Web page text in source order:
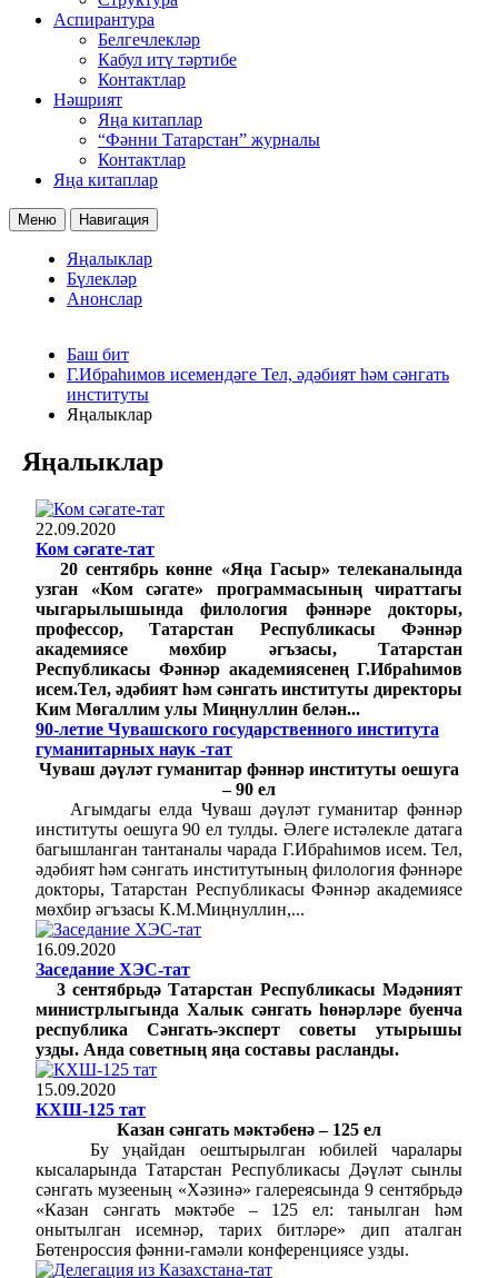
Аспирантура
Белгечлекләр
Кабул итү тәртибе
Контактлар
Нәшрият
Яңа китаплар
“Фәнни Татарстан” журналы
Контактлар
Яңа китаплар
Меню Навигация
Яңалыклар
Бүлекләр
Анонслар
Баш бит
Г.Ибраһимов исемендәге Тел, әдәбият һәм сәнгать
институты
Яңалыклар
Яңалыклар
22.09.2020
Ком сәгате-тат
20 сентябрь көнне «Яңа Гасыр» телеканалында
узган «Ком сәгате» программасының чираттагы
чыгарылышында филология фәннәре докторы,
профессор, Татарстан Республикасы Фәннәр
академиясе мөхбир әгъзасы, Татарстан
Республикасы Фәннәр академиясенең Г.Ибраһимов
исем.Тел, әдәбият һәм сәнгать институты директоры
Ким Мөгаллим улы Миңнуллин белән...
90-летие Чувашского государственного института
гуманитарных наук -тат
Чуваш дәүләт гуманитар фәннәр институты оешуга
– 90 ел
Агымдагы елда Чуваш дәүләт гуманитар фәннәр
институты оешуга 90 ел тулды. Әлеге истәлекле датага
багышланган тантаналы чарада Г.Ибраһимов исем. Тел,
әдәбият һәм сәнгать институтының филология фәннәре
докторы, Татарстан Республикасы Фәннәр академиясе
мөхбир әгъзасы К.М.Миңнуллин,...
16.09.2020
Заседание ХЭС-тат
3 сентябрьдә Татарстан Республикасы Мәдәният
министрлыгында Халык сәнгать һөнәрләре буенча
республика Сәнгать-эксперт советы утырышы
узды. Анда советның яңа составы расланды.
15.09.2020
КХШ-125 тат
Казан сәнгать мәктәбенә – 125 ел
Бу уңайдан оештырылган юбилей чаралары
кысаларында Татарстан Республикасы Дәүләт сынлы
сәнгать музееның «Хәзинә» галереясында 9 сентябрьдә
«Казан сәнгать мәктәбе – 125 ел: танылган һәм
онытылган исемнәр, тарих битләре» дип аталган
Бөтенроссия фәнни-гамәли конференциясе узды.